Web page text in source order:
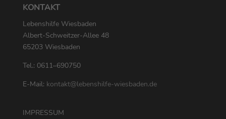
KON­TAKT
Lebens­hil­fe Wiesbaden
Albert-Schweit­zer-Allee 48
65203 Wiesbaden
Tel.: 0611–690750
E‑Mail: kontakt@lebenshilfe-wiesbaden.de
IMPRESSUM